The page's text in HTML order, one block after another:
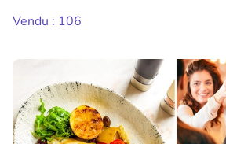
Vendu : 106